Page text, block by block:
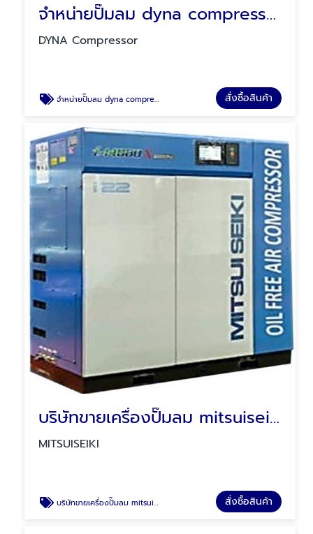
จําหน่ายปั๊มลม dyna compressor
DYNA Compressor
จําหน่ายปั๊มลม dyna compressor สั่งซื้อสินค้า
บริษัทขายเครื่องปั๊มลม mitsuiseiki
MITSUISEIKI
บริษัทขายเครื่องปั๊มลม mitsuiseiki สั่งซื้อสินค้า